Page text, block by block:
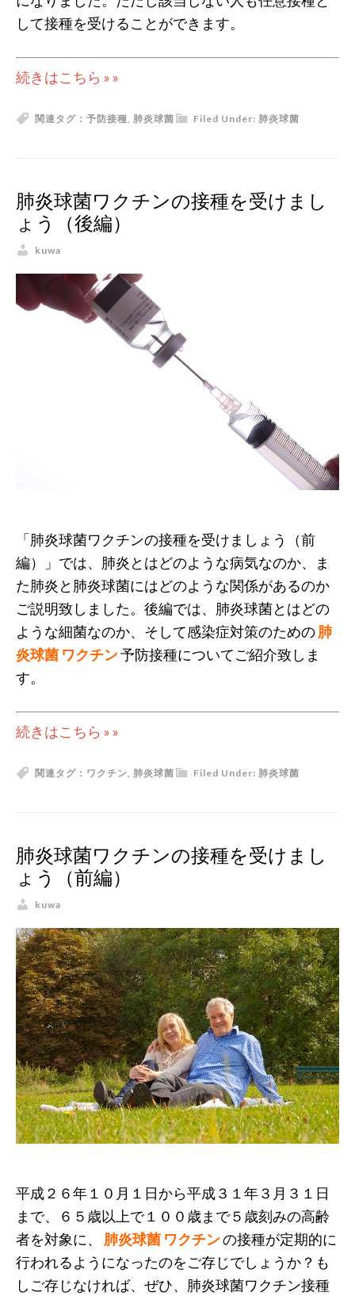
して接種を受けることができます。
続きはこちら » »
Filed Under: 肺炎球菌
関連タグ： 予防接種, 肺炎球菌
肺炎球菌ワクチンの接種を受けまし
ょう（後編）
kuwa
「肺炎球菌ワクチンの接種を受けましょう（前
編）」では、肺炎とはどのような病気なのか、ま
た肺炎と肺炎球菌にはどのような関係があるのか
ご説明致しました。後編では、肺炎球菌とはどの
ような細菌なのか、そして感染症対策のための肺
炎球菌 ワクチン予防接種についてご紹介致しま
す。
続きはこちら » »
Filed Under: 肺炎球菌
関連タグ： ワクチン 肺炎球菌
肺炎球菌ワクチンの接種を受けまし
ょう（前編）
kuwa
平成２６年１０月１日から平成３１年３月３１日
まで、６５歳以上で１００歳まで５歳刻みの高齢
者を対象に、 肺炎球菌 ワクチンの接種が定期的に
行われるようになったのをご存じでしょうか？も
しご存じなければ、ぜひ、肺炎球菌ワクチン接種